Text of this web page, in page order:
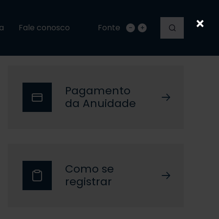
Fale conosco Fonte - +
Pagamento
da Anuidade
Como se
registrar
×